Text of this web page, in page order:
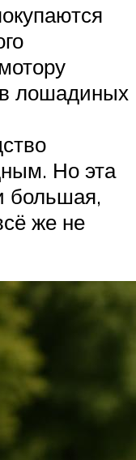
лошадиных
Но эта
большая,
же не